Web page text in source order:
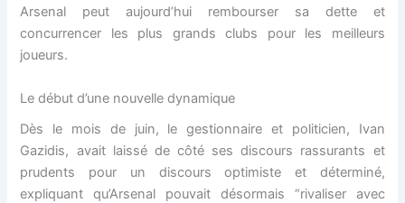
Arsenal peut aujourd’hui rembourser sa dette et
concurrencer les plus grands clubs pour les meilleurs
joueurs.
Le début d’une nouvelle dynamique
Dès le mois de juin, le gestionnaire et politicien, Ivan
Gazidis, avait laissé de côté ses discours rassurants et
prudents pour un discours optimiste et déterminé,
expliquant qu’Arsenal pouvait désormais “rivaliser avec